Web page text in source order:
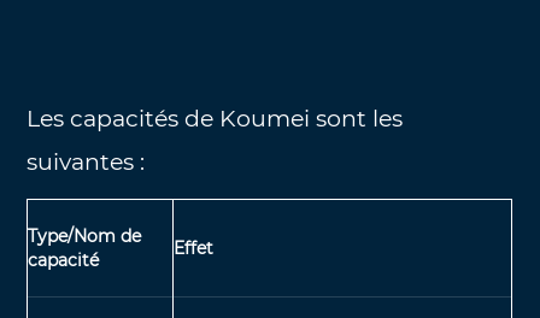
Les capacités de Koumei sont les
suivantes :
Type/Nom de
capacité
Effet